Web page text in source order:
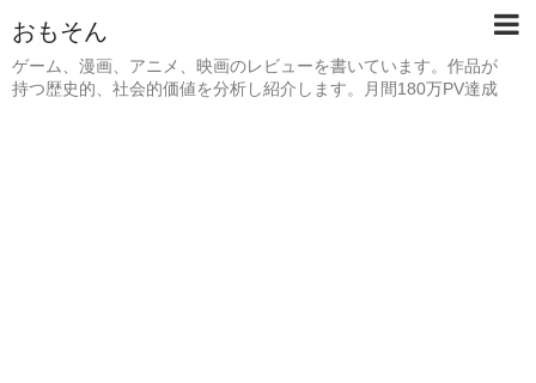
おもそん
ゲーム、漫画、アニメ、映画のレビューを書いています。作品が
持つ歴史的、社会的価値を分析し紹介します。月間180万PV達成